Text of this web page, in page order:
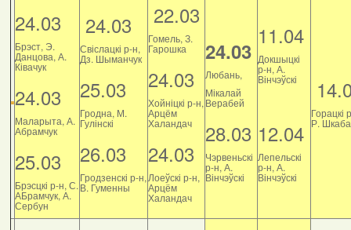
24.03
Брэст, Э.
Данцова, А.
Ківачук
24.03
Маларыта, А.
Абрамчук
25.03
Брэсцкі р-н, С.
АБрамчук, А.
Сербун
24.03
Свіслацкі р-н,
Дз. Шыманчук
25.03
Гродна, М.
Гулінскі
26.03
Гродзенскі р-н,
В. Гуменны
22.03
Гомель, З.
Гарошка
24.03
Хойніцкі р-н,
Арцём
Халандач
24.03
Лоеўскі р-н,
Арцём
Халандач
24.03
Любань,
Мікалай
Верабей
28.03
Чэрвеньскі
р-н, А.
Вінчэўскі
11.04
Докшыцкі
р-н, А.
Вінчэўскі
12.04
Лепельскі
р-н, А.
Вінчэўскі
Горацкі
Р.